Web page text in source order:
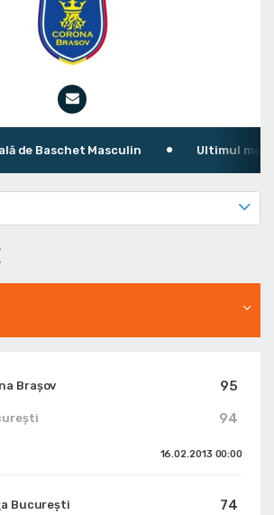
Baschet Masculin Ultimul meci:
Braşov
95
94
16.02.2013 00:00
Bucureşti
74